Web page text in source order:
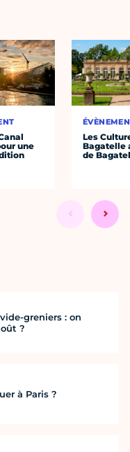
une
Les
Bagatelle
de
greniers : on
?
à Paris ?